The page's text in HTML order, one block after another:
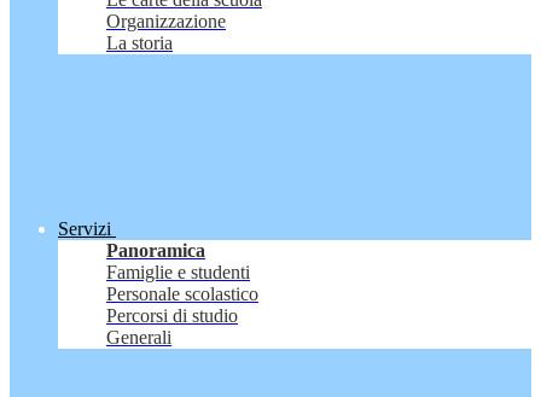
Organizzazione
La storia
Servizi
Panoramica
Famiglie e studenti
Personale scolastico
Percorsi di studio
Generali